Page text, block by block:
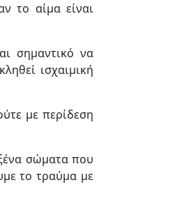
το αίμα είναι
σημαντικό να
ισχαιμική
με περίδεση
σώματα που
το τραύμα με